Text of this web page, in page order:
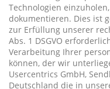
Technologien
dokumentieren. Dies ist
zur Erfüllung unserer
Abs. 1 DSGVO
Verarbeitung Ihrer
können, der wir
Usercentrics GmbH,
Deutschland die in